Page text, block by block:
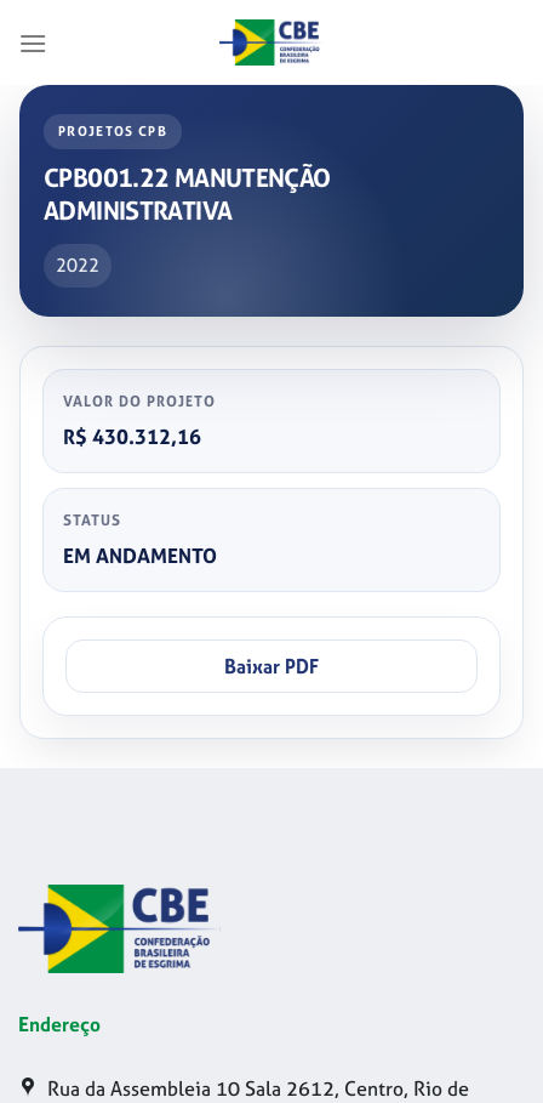
PROJETOS CPB
CPB001.22 MANUTENÇÃO
ADMINISTRATIVA
2022
VALOR DO PROJETO
R$ 430.312,16
STATUS
EM ANDAMENTO
Baixar PDF
Endereço
Rua da Assembleia 10 Sala 2612, Centro, Rio de